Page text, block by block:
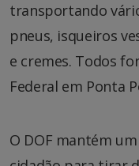
transportando
pneus, isqueiros
e cremes. Todos
Federal em Ponta
O DOF mantém